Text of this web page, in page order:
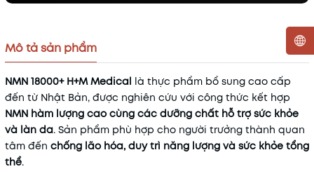
Điều kiện:
Mô tả sản phẩm
NMN 18000+ H+M Medical là thực phẩm bổ sung cao cấp
đến từ Nhật Bản, được nghiên cứu với công thức kết hợp
NMN hàm lượng cao cùng các dưỡng chất hỗ trợ sức khỏe
và làn da. Sản phẩm phù hợp cho người trưởng thành quan
tâm đến chống lão hóa, duy trì năng lượng và sức khỏe tổng
thể.